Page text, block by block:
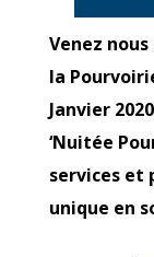
Venez
la
Janvier
‘Nuitée
services et
unique en